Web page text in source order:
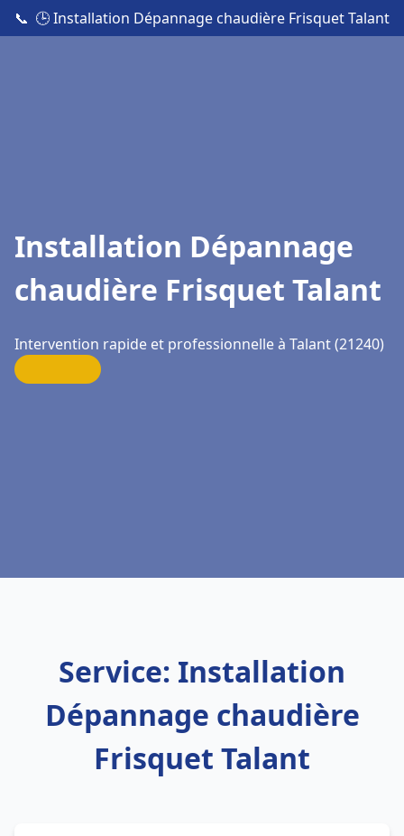
📞 🕒 Installation Dépannage chaudière Frisquet Talant
Installation Dépannage
chaudière Frisquet Talant
Intervention rapide et professionnelle à Talant (21240)
Service: Installation
Dépannage chaudière
Frisquet Talant